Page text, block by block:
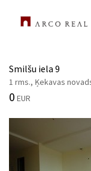
Smilšu iela 9
1 rms., Ķekavas
0 EUR